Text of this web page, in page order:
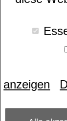
anzeigen
Jeder Körper
Entspannung
individuell